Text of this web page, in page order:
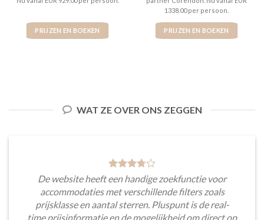
PRIJZEN EN BOEKEN
1338.00 per persoon.
PRIJZEN EN BOEKEN
WAT ZE OVER ONS ZEGGEN
De website heeft een handige zoekfunctie voor
accommodaties met verschillende filters zoals
prijsklasse en aantal sterren. Pluspunt is de real-
time prijsinformatie en de mogelijkheid om direct op